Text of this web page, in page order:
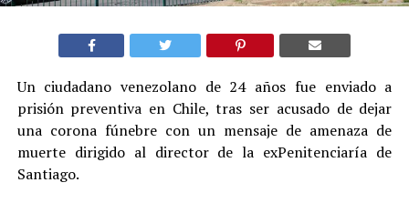
Un ciudadano venezolano de 24 años fue enviado a
prisión preventiva en Chile, tras ser acusado de dejar
una corona fúnebre con un mensaje de amenaza de
muerte dirigido al director de la exPenitenciaría de
Santiago.